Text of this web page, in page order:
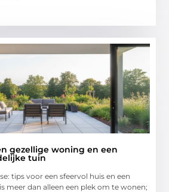
gezellige woning en een
tuin
tips voor een sfeervol huis en een
meer dan alleen een plek om te wonen;